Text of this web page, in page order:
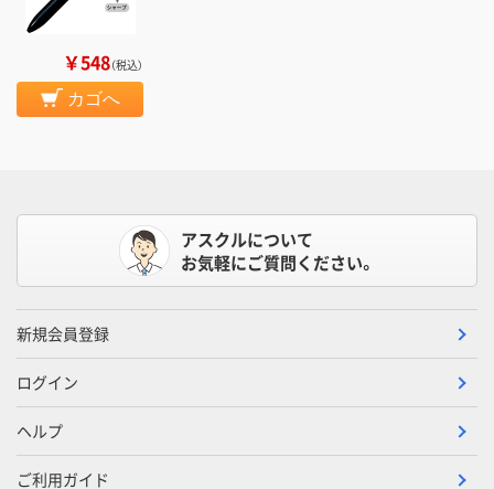
￥548（税込）
カゴへ
アスクルについて
お気軽にご質問ください。
新規会員登録
ログイン
ヘルプ
ご利用ガイド